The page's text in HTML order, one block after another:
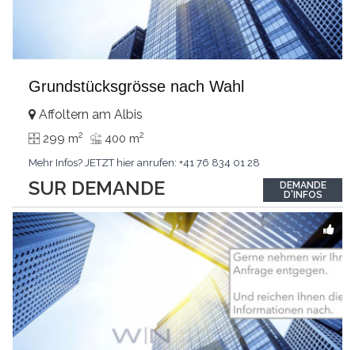
Grundstücksgrösse nach Wahl
SUR DEMANDE
Affoltern am Albis
299 m2 400 m2
Mehr Infos? JETZT hier anrufen: +41 76 834 01 28
DEMANDE
D'INFOS